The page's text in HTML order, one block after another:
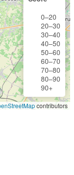
0–20
20–30
30–40
40–50
50–60
60–70
70–80
80–90
90+
contributors